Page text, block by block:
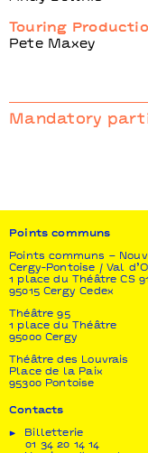
Touring
Pete Maxey
Mandatory
Arts Council
Points communs
Points communs –
Cergy-Pontoise / Val
1 place du Théâtre CS
95015 Cergy Cedex
Théâtre 95
1 place du Théâtre
95000 Cergy
Théâtre des Louvrais
Place de la Paix
95300 Pontoise
Contacts
Billetterie
01 34 20 14 14